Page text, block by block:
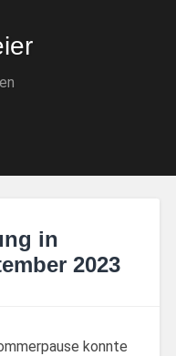
in
2023
konnte